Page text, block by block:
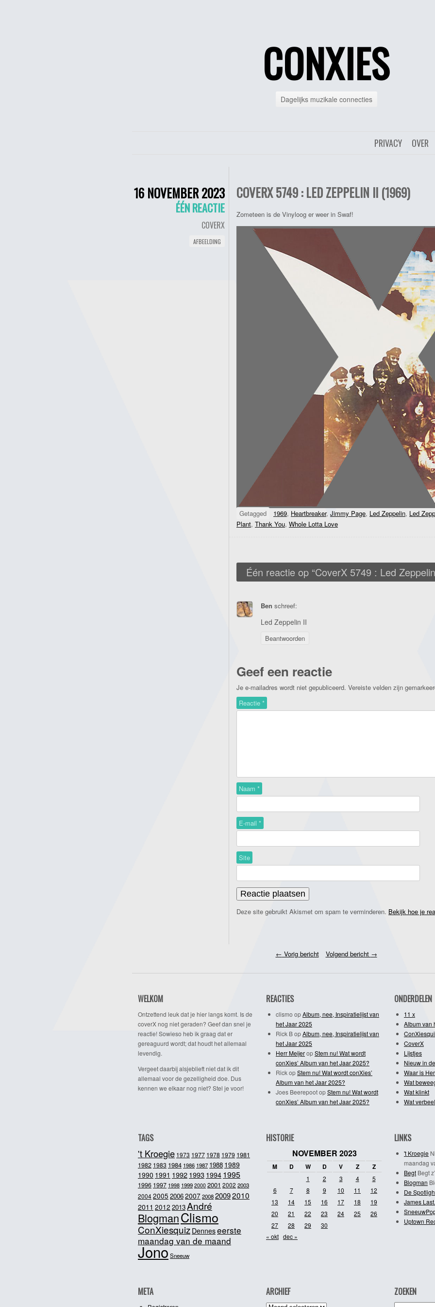
CONXIES
Dagelijks muzikale connecties
OVER
PRIVACY
16 NOVEMBER 2023
ÉÉN REACTIE
COVERX
AFBEELDING
COVERX 5749 : LED ZEPPELIN II (1969)
Zometeen is de Vinyloog er weer in Swaf!
Getagged 1969, Heartbreaker, Jimmy Page, Led Zeppelin, Led
Plant, Thank You, Whole Lotta Love
Één reactie op “CoverX 5749 : Led
Ben schreef:
Led Zeppelin II
Beantwoorden
Geef een reactie
Je e-mailadres wordt niet gepubliceerd. Vereiste velden zijn
Reactie *
Naam *
E-mail *
Site
Deze site gebruikt Akismet om spam te verminderen. Bekijk hoe je
← Vorig bericht Volgend bericht →
WELKOM
Ontzettend leuk dat je hier langs komt. Is de
coverX nog niet geraden? Geef dan snel je
reactie! Sowieso heb ik graag dat er
gereaguurd wordt; dat houdt het allemaal
levendig.
Vergeet daarbij alsjeblieft niet dat ik dit
allemaal voor de gezelligheid doe. Dus
kennen we elkaar nog niet? Stel je voor!
REACTIES
clismo opAlbum, nee, Inspiratielijst van
het Jaar 2025
Rick BopAlbum, nee, Inspiratielijst van
het Jaar 2025
Herr MeijeropStem nu! Wat wordt
conXies’ Album van het Jaar 2025?
RickopStem nu! Wat wordt conXies’
Album van het Jaar 2025?
Joes BeerepootopStem nu! Wat wordt
conXies’ Album van het Jaar 2025?
ONDERDELEN
11 x
Album van
CoverX
Lijstjes
Nieuw in
Waar is
Wat
Wat klinkt
Wat
TAGS
't Kroegie 1973 1977 1978 1979 1981
1982 1983 1984 1986 1987 1988 1989
1990 1991 19921993 1994 1995
1996 1997 1998 1999 2000 2001 2002 2003
20042005 20062007200820092010
2011 2012 2013André
BlogmanClismo
ConXiesquiz Denneseerste
maandag van de maand
JonoSneeuw
HISTORIE
NOVEMBER 2023
M D W D V Z Z
1 2 3 4
5
6
7 8 9 10 11
12
13
14 15 16 17 18
19
20
21 22 23 24 25
26
27
28 29
30
« okt dec »
LINKS
't Kroegie
maandag
Begt Begt
Blogman
De
James
Uptown
META ARCHIEF ZOEKEN